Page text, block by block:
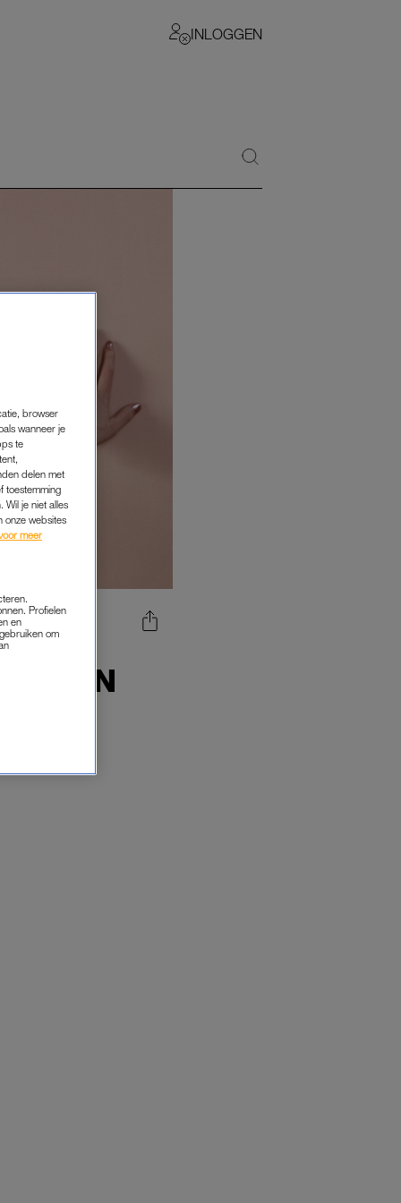
INLOGGEN
TE
IK AAN
browser
wanneer je
te
delen met
toestemming
Wil je niet alles
onze websites
meer
Profielen
en
om